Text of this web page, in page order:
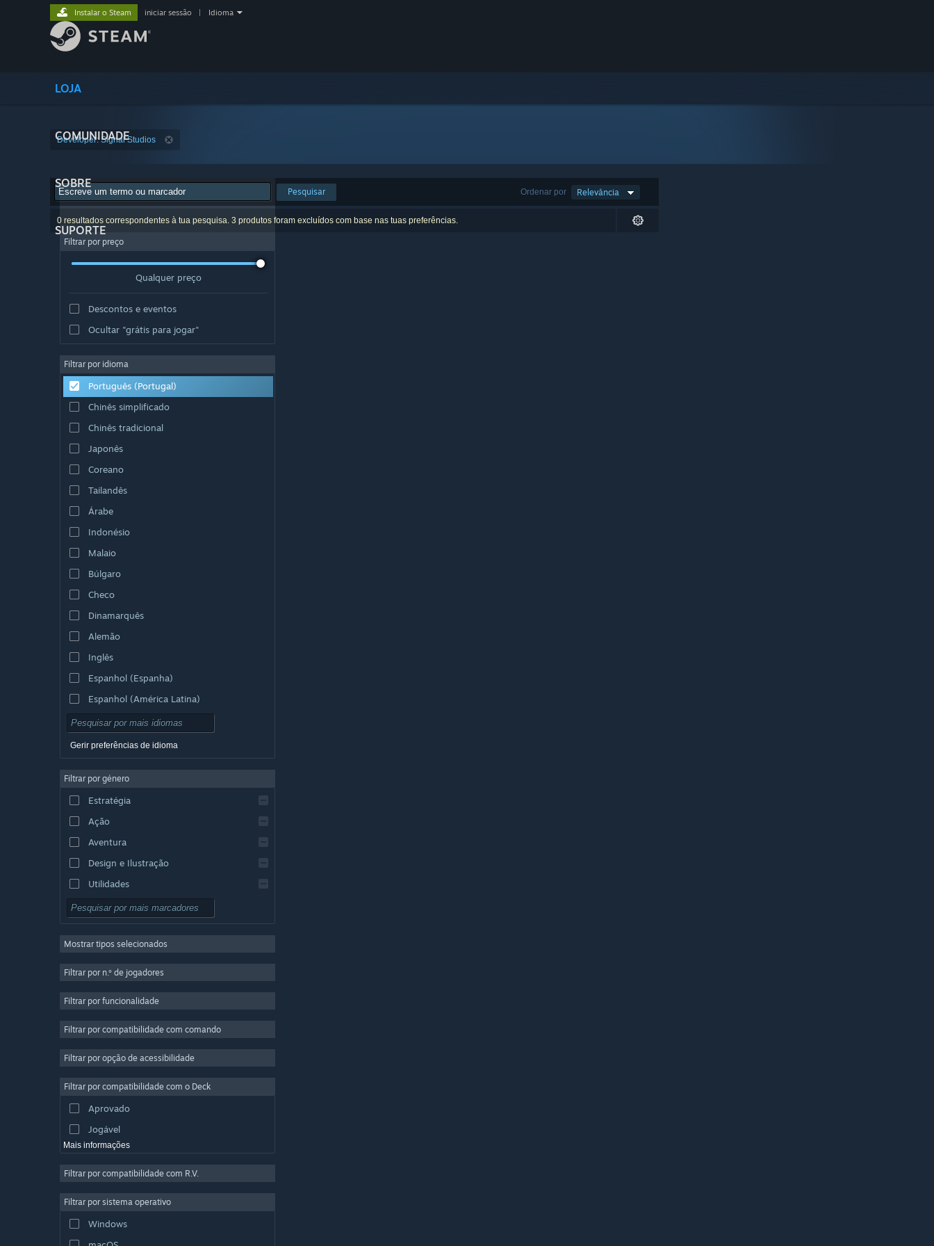
LOJA
COMUNIDADE
SOBRE
SUPORTE
Instalar o Steam iniciar sessão Idioma
Developer: Signal Studios
Ordenar por Relevância
Pesquisar
0 resultados correspondentes à tua pesquisa. 3 produtos foram excluídos com base nas tuas preferências.
Filtrar por preço
Qualquer preço
Descontos e eventos
Ocultar "grátis para jogar"
Filtrar por idioma
Português (Portugal)
Chinês simplificado
Chinês tradicional
Japonês
Coreano
Tailandês
Árabe
Indonésio
Malaio
Búlgaro
Checo
Dinamarquês
Alemão
Inglês
Espanhol (Espanha)
Espanhol (América Latina)
Gerir preferências de idioma
Filtrar por género
Estratégia
Ação
Aventura
Design e Ilustração
Utilidades
Grátis para Jogar
Multijogador em Massa
Casual
Simulação
Produção de Vídeo
Edição de Fotografias
Mostrar tipos selecionados
Filtrar por n.º de jogadores
Filtrar por funcionalidade
Filtrar por compatibilidade com comando
Filtrar por opção de acessibilidade
Filtrar por compatibilidade com o Deck
Aprovado
Jogável
Mais informações
Filtrar por compatibilidade com R.V.
Filtrar por sistema operativo
Windows